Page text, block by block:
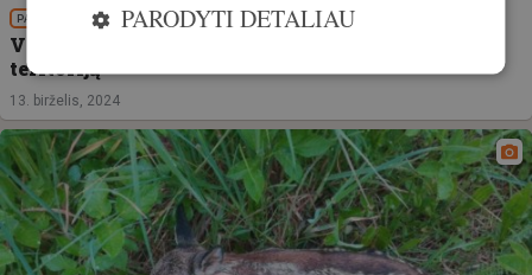
PATIRTIS
VIDEO! Kai briedžio jauniklis patenka į aptvertą
teritoriją
13. birželis, 2024
PARODYTI DETALIAU